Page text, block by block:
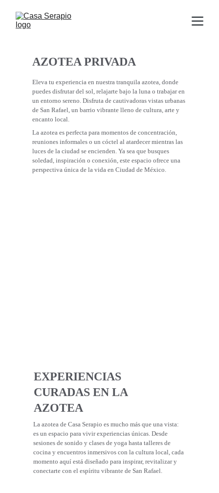
AZOTEA PRIVADA
Eleva tu experiencia en nuestra tranquila azotea, donde
puedes disfrutar del sol, relajarte bajo la luna o trabajar en
un entorno sereno. Disfruta de cautivadoras vistas urbanas
de San Rafael, un barrio vibrante lleno de cultura, arte y
encanto local.
La azotea es perfecta para momentos de concentración,
reuniones informales o un cóctel al atardecer mientras las
luces de la ciudad se encienden. Ya sea que busques
soledad, inspiración o conexión, este espacio ofrece una
perspectiva única de la vida en Ciudad de México.
EXPERIENCIAS
CURADAS EN LA
AZOTEA
La azotea de Casa Serapio es mucho más que una vista:
es un espacio para vivir experiencias únicas. Desde
sesiones de sonido y clases de yoga hasta talleres de
cocina y encuentros inmersivos con la cultura local, cada
momento aquí está diseñado para inspirar, revitalizar y
conectarte con el espíritu vibrante de San Rafael.